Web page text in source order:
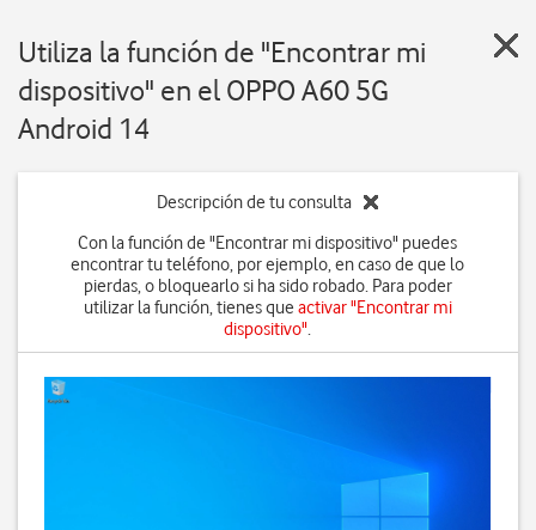
Utiliza la función de "Encontrar mi
dispositivo" en el OPPO A60 5G
Android 14
Descripción de tu consulta
Con la función de "Encontrar mi dispositivo" puedes
encontrar tu teléfono, por ejemplo, en caso de que lo
pierdas, o bloquearlo si ha sido robado. Para poder
utilizar la función, tienes que activar "Encontrar mi
dispositivo".